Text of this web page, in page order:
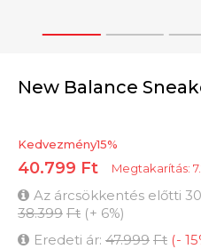
1 2 3
New Balance
Kedvezmény15%
40.799 Ft Megtakarítás:
Az árcsökkentés előtti
38.399 Ft (+ 6%)
Eredeti ár: 47.999 Ft (- 15